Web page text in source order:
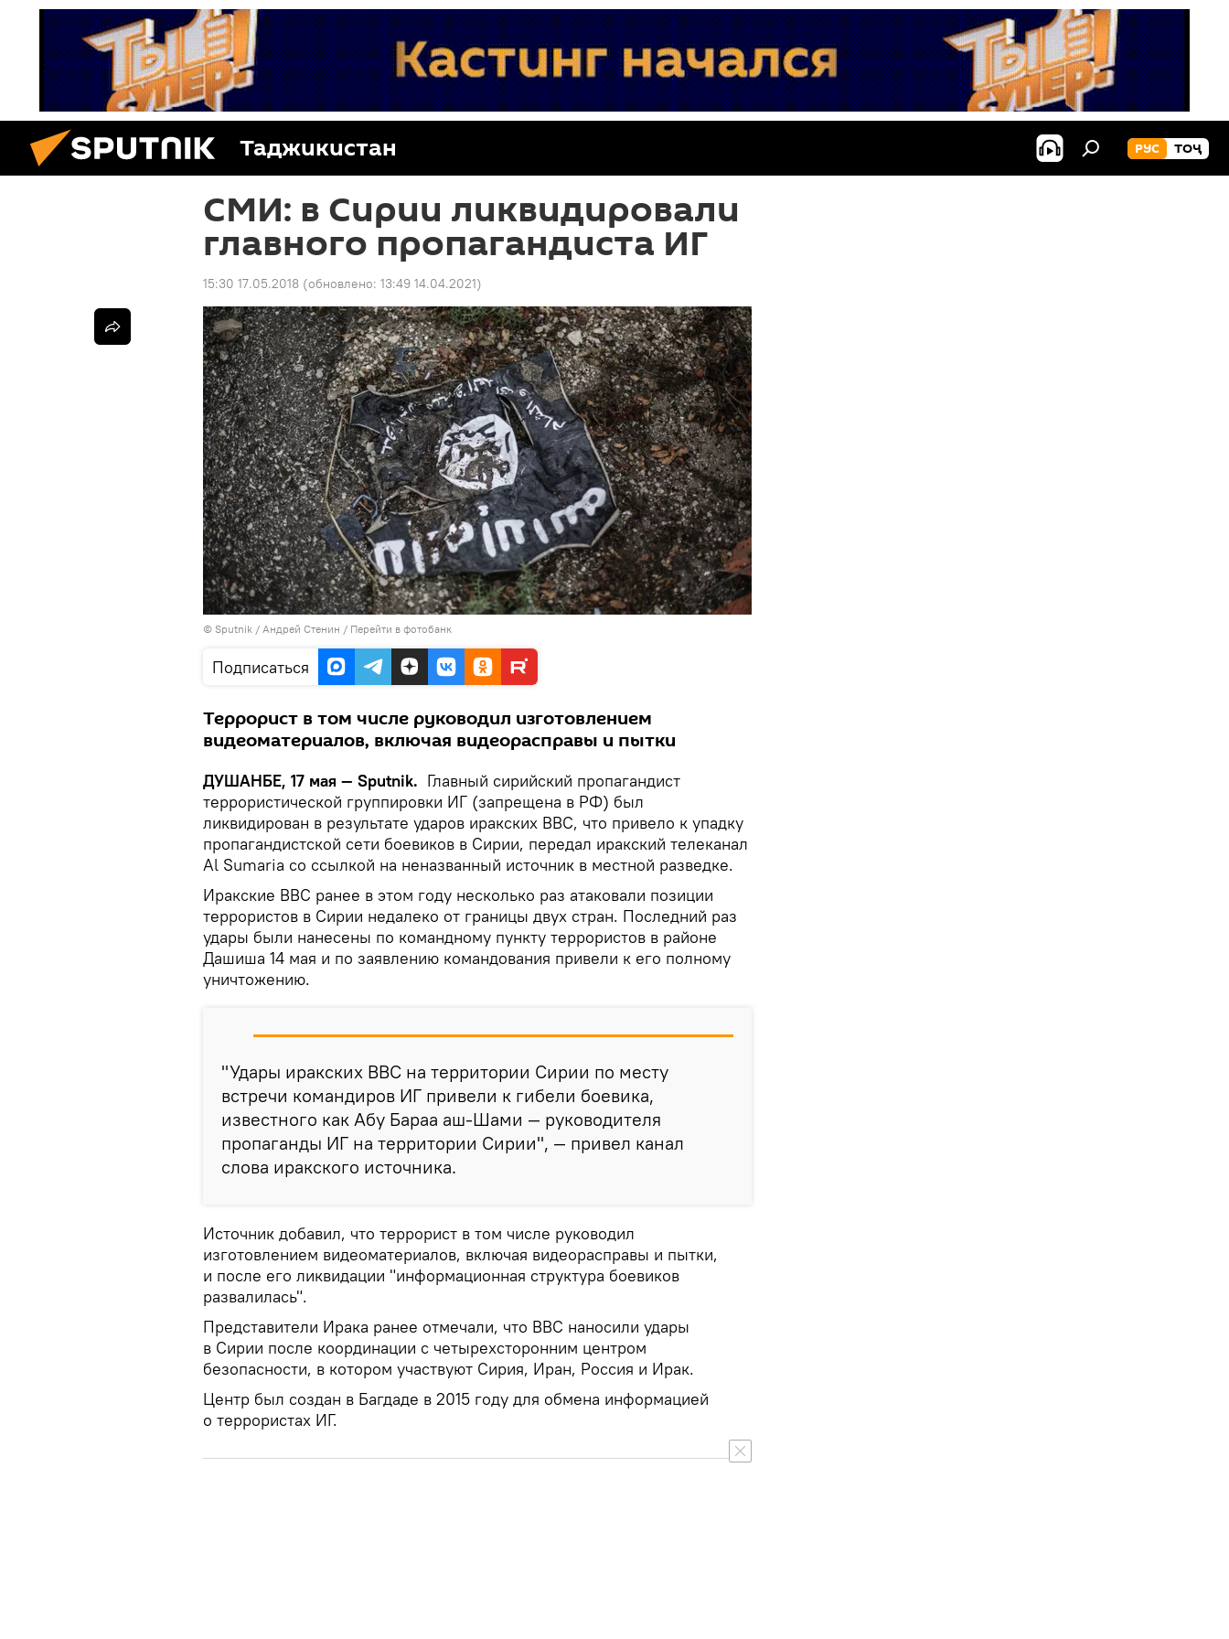
Таджикистан РУС ТОҶ
СМИ: в Сирии ликвидировали
главного пропагандиста ИГ
15:30 17.05.2018 (обновлено: 13:49 14.04.2021)
© Sputnik / Андрей Стенин / Перейти в фотобанк
Подписаться
Террорист в том числе руководил изготовлением
видеоматериалов, включая видеорасправы и пытки
ДУШАНБЕ, 17 мая — Sputnik. Главный сирийский пропагандист
террористической группировки ИГ (запрещена в РФ) был
ликвидирован в результате ударов иракских ВВС, что привело к упадку
пропагандистской сети боевиков в Сирии, передал иракский телеканал
Al Sumaria со ссылкой на неназванный источник в местной разведке.
Иракские ВВС ранее в этом году несколько раз атаковали позиции
террористов в Сирии недалеко от границы двух стран. Последний раз
удары были нанесены по командному пункту террористов в районе
Дашиша 14 мая и по заявлению командования привели к его полному
уничтожению.
"Удары иракских ВВС на территории Сирии по месту
встречи командиров ИГ привели к гибели боевика,
известного как Абу Бараа аш-Шами — руководителя
пропаганды ИГ на территории Сирии", — привел канал
слова иракского источника.
Источник добавил, что террорист в том числе руководил
изготовлением видеоматериалов, включая видеорасправы и пытки,
и после его ликвидации "информационная структура боевиков
развалилась".
Представители Ирака ранее отмечали, что ВВС наносили удары
в Сирии после координации с четырехсторонним центром
безопасности, в котором участвуют Сирия, Иран, Россия и Ирак.
Центр был создан в Багдаде в 2015 году для обмена информацией
о террористах ИГ.